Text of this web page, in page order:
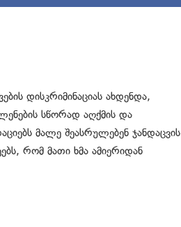
დისკრიმინაციას ახდენდა,
სწორად აღქმის და
მალე შეასრულებენ ჯანდაცვის
რომ მათი ხმა ამიერიდან